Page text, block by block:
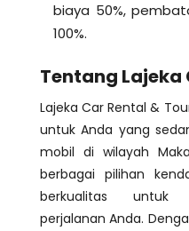
biaya 50%,
100%.
Tentang Lajeka
Lajeka Car Rental &
untuk Anda yang
mobil di wilayah
berbagai pilihan
berkualitas untuk
perjalanan Anda.